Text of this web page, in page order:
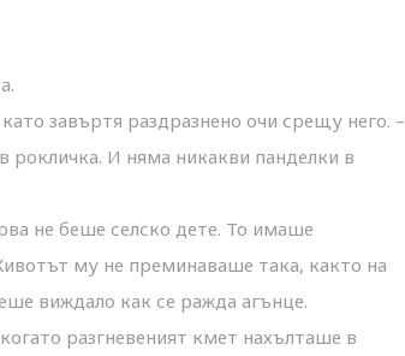
завъртя раздразнено очи срещу него. –
рокличка. И няма никакви панделки в
не беше селско дете. То имаше
му не преминаваше така, както на
виждало как се ражда агънце.
разгневеният кмет нахълташе в